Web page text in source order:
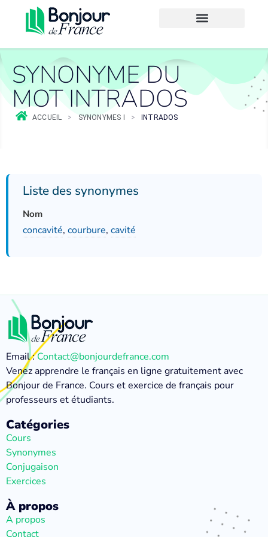
SYNONYME DU
MOT INTRADOS
ACCUEIL > SYNONYMES I > INTRADOS
Liste des synonymes
Nom
concavité, courbure, cavité
Email :Contact@bonjourdefrance.com
Venez apprendre le français en ligne gratuitement avec
Bonjour de France. Cours et exercice de français pour
professeurs et étudiants.
Catégories
Cours
Synonymes
Conjugaison
Exercices
À propos
A propos
Contact